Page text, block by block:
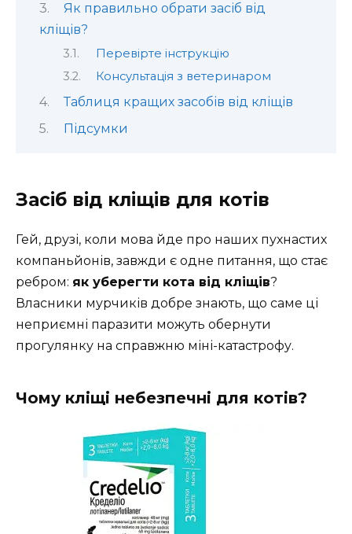
Як правильно обрати засіб від
кліщів?
Перевірте інструкцію
Консультація з ветеринаром
Таблиця кращих засобів від кліщів
Підсумки
Засіб від кліщів для котів
Гей, друзі, коли мова йде про наших пухнастих
компаньйонів, завжди є одне питання, що стає
ребром: як уберегти кота від кліщів?
Власники мурчиків добре знають, що саме ці
неприємні паразити можуть обернути
прогулянку на справжню міні-катастрофу.
Чому кліщі небезпечні для котів?